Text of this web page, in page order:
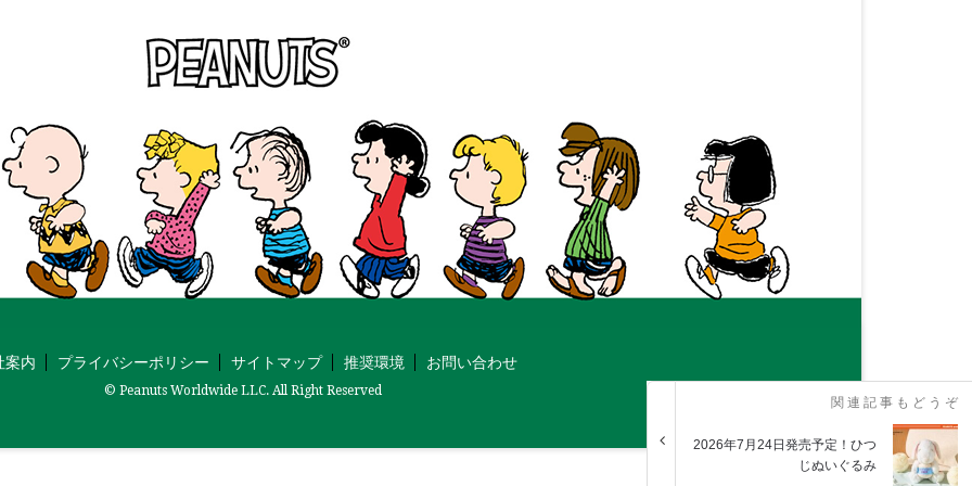
関連記事もどうぞ
2026年7月24日発売予定！ひつ
じぬいぐるみ
案内 プライバシーポリシー サイトマップ 推奨環境 お問い合わせ
© Peanuts Worldwide LLC. All Right Reserved